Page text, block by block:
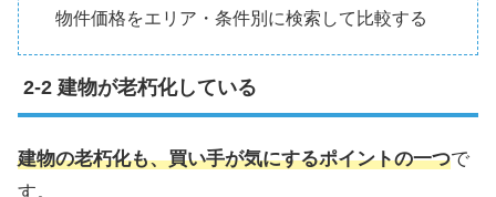
物件価格をエリア・条件別に検索して比較する
建物が老朽化している
建物の老朽化も、買い手が気にするポイントの一つで
す。